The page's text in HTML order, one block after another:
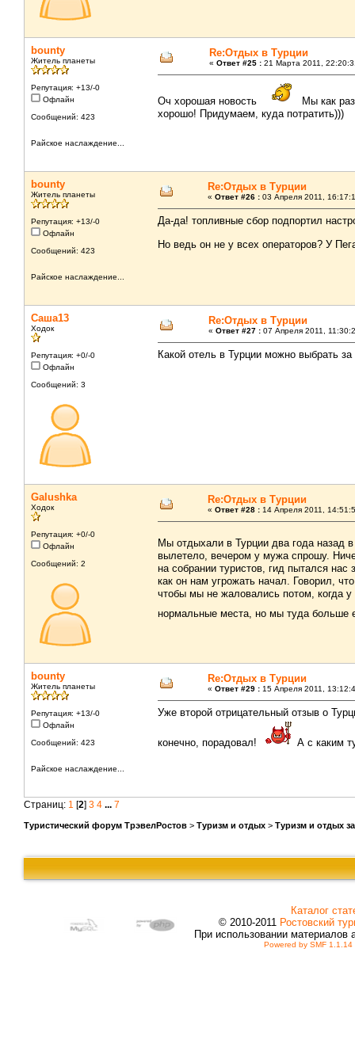
bounty
Житель планеты
Репутация: +13/-0
Офлайн
Сообщений: 423
Райское наслаждение...
Re:Отдых в Турции
« Ответ #25 : 21 Марта 2011,
Оч хорошая новость
Мы как
хорошо! Придумаем, куда потратить)))
bounty
Житель планеты
Репутация: +13/-0
Офлайн
Сообщений: 423
Райское наслаждение...
Re:Отдых в Турции
« Ответ #26 : 03 Апреля 2011,
Да-да! топливные сбор подпортил
Но ведь он не у всех операторов? У
Саша13
Ходок
Репутация: +0/-0
Офлайн
Сообщений: 3
Re:Отдых в Турции
« Ответ #27 : 07 Апреля 2011,
Какой отель в Турции можно выбрать
Galushka
Ходок
Репутация: +0/-0
Офлайн
Сообщений: 2
Re:Отдых в Турции
« Ответ #28 : 14 Апреля 2011,
Мы отдыхали в Турции два года назад
вылетело, вечером у мужа спрошу.
на собрании туристов, гид пытался нас
как он нам угрожать начал. Говорил,
чтобы мы не жаловались потом, когда
нормальные места, но мы туда больше
bounty
Житель планеты
Репутация: +13/-0
Офлайн
Сообщений: 423
Райское наслаждение...
Re:Отдых в Турции
« Ответ #29 : 15 Апреля 2011,
Уже второй отрицательный отзыв о
конечно, порадовал! А с каким
Страниц: 1 [2] 3 4 ... 7
Туристический форум ТрэвелРостов > Туризм и отдых > Туризм и отдых
Каталог
© 2010-2011 Ростовский
При использовании материалов
Powered by SMF 1.1.14